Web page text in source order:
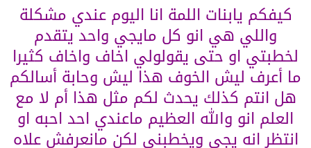
كيفكم يابنات اللمة انا اليوم عندي مشكلة
واللي هي انو كل مايجي واحد يتقدم
لخطبتي او حتى يقولولي اخاف واخاف كثيرا
ما أعرف ليش الخوف هذا ليش وحابة أسالكم
هل انتم كذلك يحدث لكم مثل هذا أم لا مع
العلم انو والله العظيم ماعندي احد احبه او
انتظر انه يجي ويخطبني لكن مانعرفش علاه